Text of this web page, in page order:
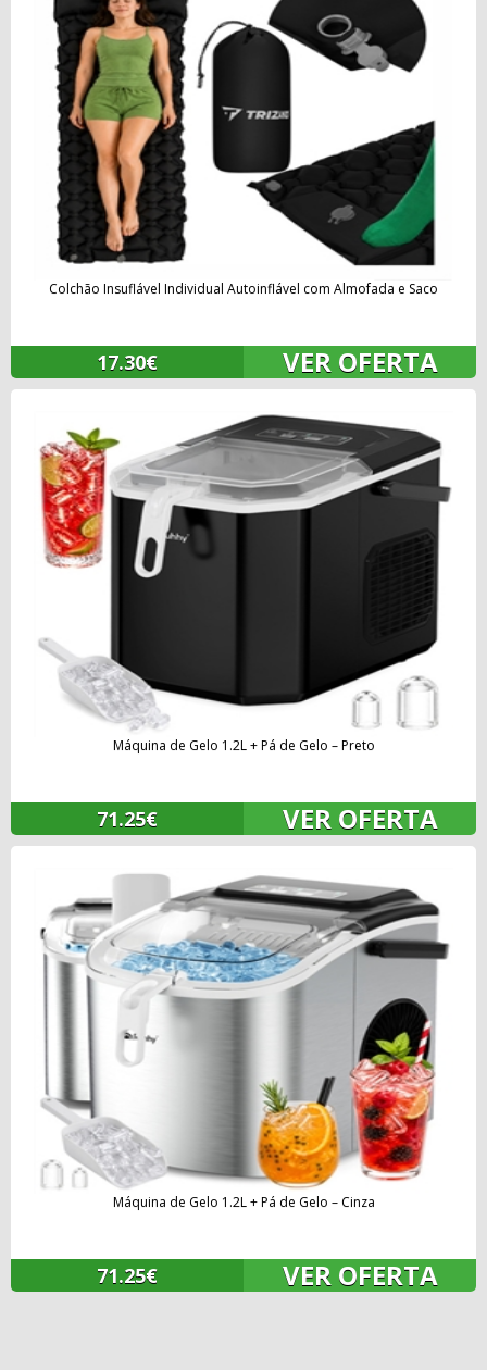
Colchão Insuflável Individual Autoinflável com Almofada e Saco
17.30€ VER OFERTA
Máquina de Gelo 1.2L + Pá de Gelo – Preto
71.25€ VER OFERTA
Máquina de Gelo 1.2L + Pá de Gelo – Cinza
71.25€ VER OFERTA